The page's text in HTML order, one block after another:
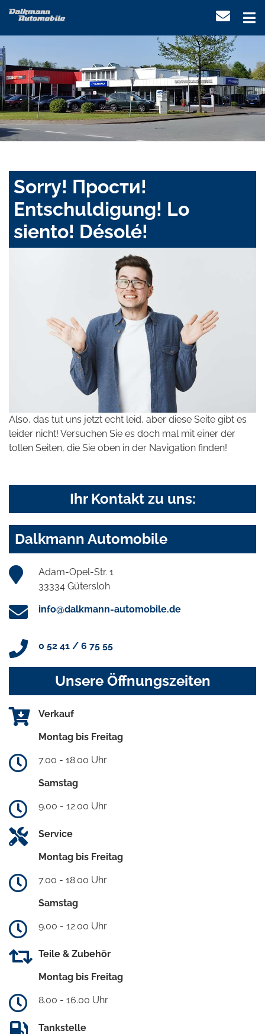
Sorry! Прости!
Entschuldigung! Lo
siento! Désolé!
Also, das tut uns jetzt echt leid, aber diese Seite gibt es
leider nicht! Versuchen Sie es doch mal mit einer der
tollen Seiten, die Sie oben in der Navigation finden!
Ihr Kontakt zu uns:
Dalkmann Automobile
Adam-Opel-Str. 1
33334 Gütersloh
info@dalkmann-automobile.de
0 52 41 / 6 75 55
Unsere Öffnungszeiten
Verkauf
Montag bis Freitag
7.00 - 18.00 Uhr
Samstag
9.00 - 12.00 Uhr
Service
Montag bis Freitag
7.00 - 18.00 Uhr
Samstag
9.00 - 12.00 Uhr
Teile & Zubehör
Montag bis Freitag
8.00 - 16.00 Uhr
Tankstelle